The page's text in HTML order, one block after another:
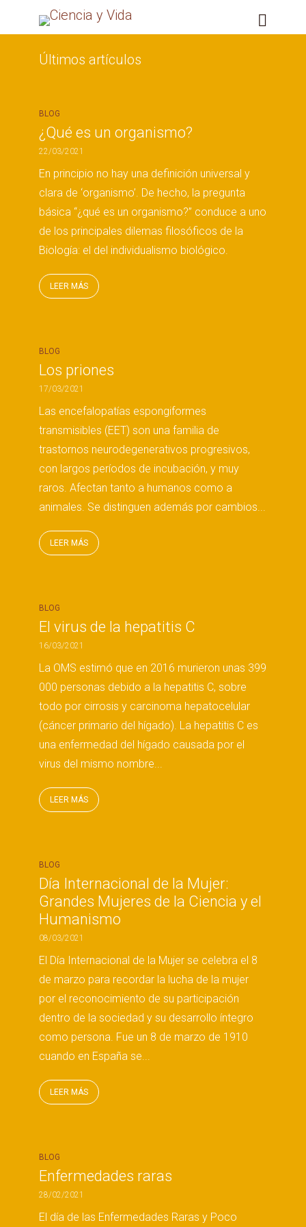
Últimos artículos
BLOG
¿Qué es un organismo?
22/03/2021
En principio no hay una definición universal y
clara de ‘organismo’. De hecho, la pregunta
básica “¿qué es un organismo?” conduce a uno
de los principales dilemas filosóficos de la
Biología: el del individualismo biológico.
LEER MÁS
BLOG
Los priones
17/03/2021
Las encefalopatías espongiformes
transmisibles (EET) son una familia de
trastornos neurodegenerativos progresivos,
con largos períodos de incubación, y muy
raros. Afectan tanto a humanos como a
animales. Se distinguen además por cambios...
LEER MÁS
BLOG
El virus de la hepatitis C
16/03/2021
La OMS estimó que en 2016 murieron unas 399
000 personas debido a la hepatitis C, sobre
todo por cirrosis y carcinoma hepatocelular
(cáncer primario del hígado). La hepatitis C es
una enfermedad del hígado causada por el
virus del mismo nombre...
LEER MÁS
BLOG
Día Internacional de la Mujer:
Grandes Mujeres de la Ciencia y el
Humanismo
08/03/2021
El Día Internacional de la Mujer se celebra el 8
de marzo para recordar la lucha de la mujer
por el reconocimiento de su participación
dentro de la sociedad y su desarrollo íntegro
como persona. Fue un 8 de marzo de 1910
cuando en España se...
LEER MÁS
BLOG
Enfermedades raras
28/02/2021
El día de las Enfermedades Raras y Poco